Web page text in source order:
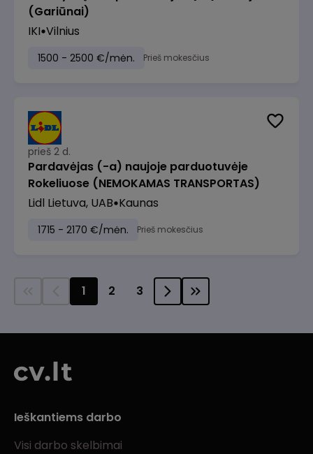
(Gariūnai)
IKI Vilnius
1500 - 2500 €/mėn. Prieš mokesčius
prieš 2 d.
Pardavėjas (-a) naujoje parduotuvėje
Rokeliuose (NEMOKAMAS TRANSPORTAS)
Lidl Lietuva, UAB Kaunas
1715 - 2170 €/mėn. Prieš mokesčius
1 2 3
Ieškantiems darbo
Visi darbo skelbimai